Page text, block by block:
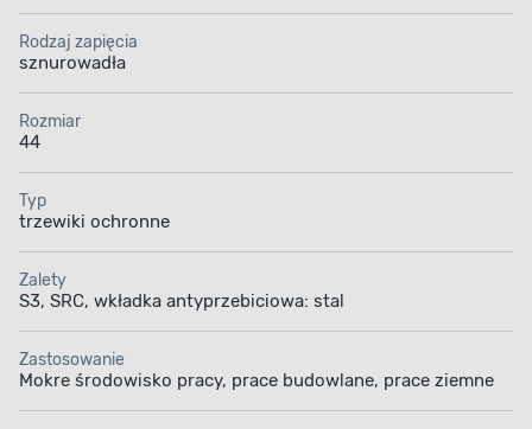
Rodzaj zapięcia
sznurowadła
Rozmiar
44
Typ
trzewiki ochronne
Zalety
S3, SRC, wkładka antyprzebiciowa: stal
Zastosowanie
Mokre środowisko pracy, prace budowlane, prace ziemne